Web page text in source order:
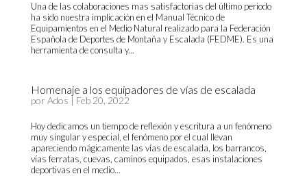
Una de las colaboraciones mas satisfactorias del último periodo
ha sido nuestra implicación en el Manual Técnico de
Equipamientos en el Medio Natural realizado para la Federación
Española de Deportes de Montaña y Escalada (FEDME). Es una
herramienta de consulta y...
Homenaje a los equipadores de vías de escalada
por Ados | Feb 20, 2022
Hoy dedicamos un tiempo de reflexión y escritura a un fenómeno
muy singular y especial, el fenómeno por el cual llevan
apareciendo mágicamente las vías de escalada, los barrancos,
vías ferratas, cuevas, caminos equipados, esas instalaciones
deportivas en el medio...